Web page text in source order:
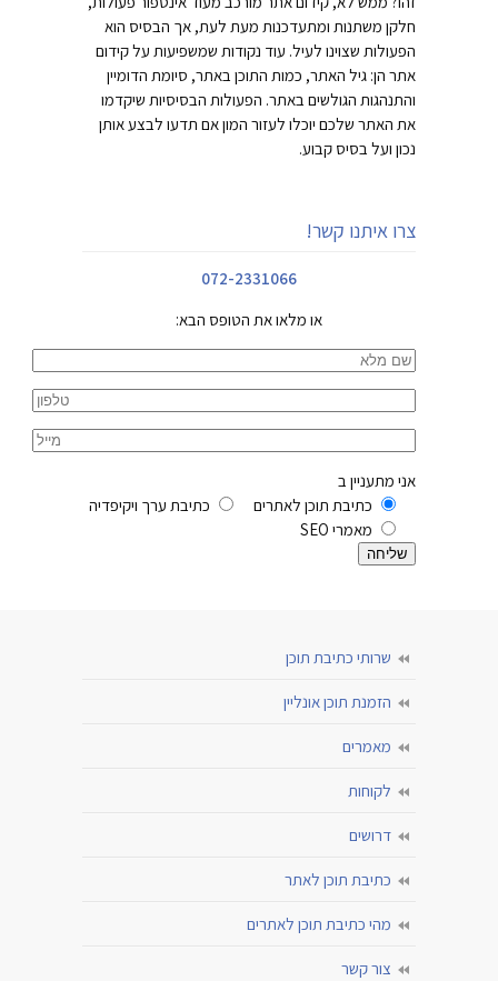
חלקן משתנות ומתעדכנות מעת לעת, אך הבסיס הוא
הפעולות שצוינו לעיל. עוד נקודות שמשפיעות על קידום
אתר הן: גיל האתר, כמות התוכן באתר, סיומת הדומיין
והתנהגות הגולשים באתר. הפעולות הבסיסיות שיקדמו
את האתר שלכם יוכלו לעזור המון אם תדעו לבצע אותן
נכון ועל בסיס קבוע.
צרו איתנו קשר!
072-2331066
או מלאו את הטופס הבא:
אני מתעניין ב
כתיבת תוכן לאתרים
כתיבת ערך ויקיפדיה
מאמרי SEO
שרותי כתיבת תוכן
הזמנת תוכן אונליין
מאמרים
לקוחות
דרושים
כתיבת תוכן לאתר
מהי כתיבת תוכן לאתרים
צור קשר